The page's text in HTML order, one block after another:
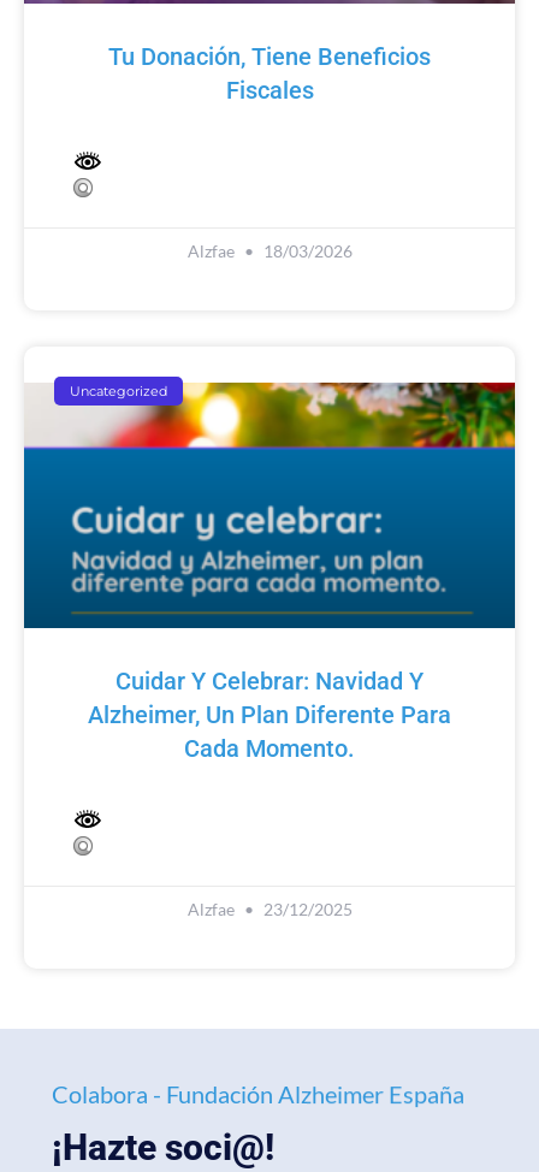
Tu Donación, Tiene Beneficios
Fiscales
Alzfae 18/03/2026
Uncategorized
Cuidar Y Celebrar: Navidad Y
Alzheimer, Un Plan Diferente Para
Cada Momento.
Alzfae 23/12/2025
Colabora - Fundación Alzheimer España
¡Hazte soci@!